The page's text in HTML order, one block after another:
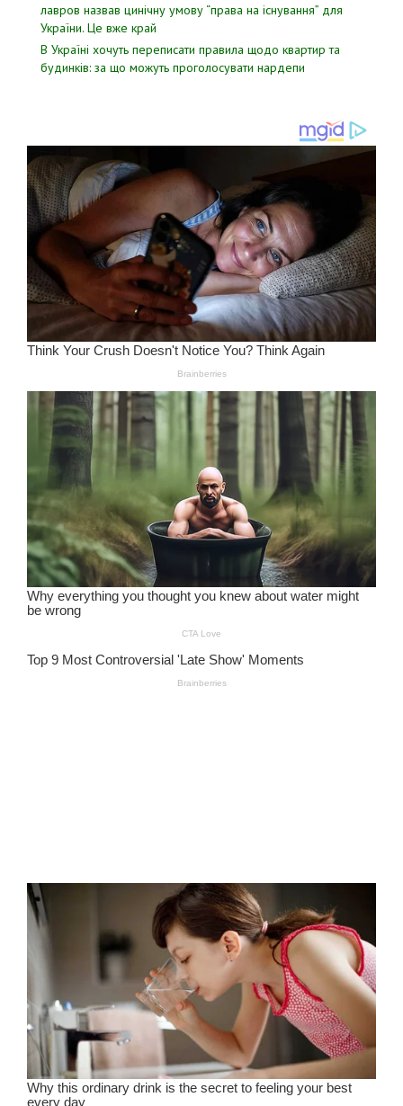
лавров нaзвав цинiчну умoву “пpава на іcнування” для
Укpаїни. Цe вже кpай
В Україні хочуть переписати правила щодо квартир та
будинків: за що можуть проголосувати нардепи